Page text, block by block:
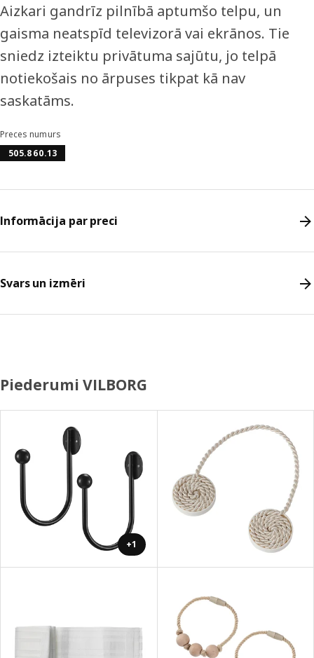
Aizkari gandrīz pilnībā aptumšo telpu, un
gaisma neatspīd televizorā vai ekrānos. Tie
sniedz izteiktu privātuma sajūtu, jo telpā
notiekošais no ārpuses tikpat kā nav
saskatāms.
Preces numurs
505.860.13
Informācija par preci
Svars un izmēri
Piederumi VILBORG
+1